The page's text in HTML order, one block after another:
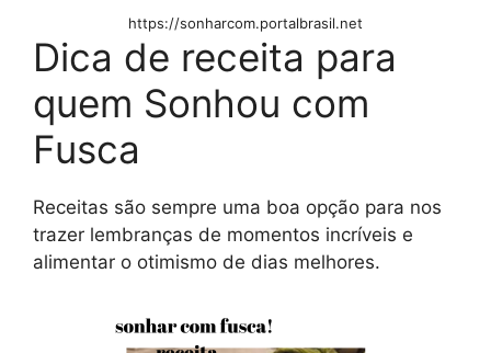
https://sonharcom.portalbrasil.net
Dica de receita para
quem Sonhou com
Fusca
Receitas são sempre uma boa opção para nos
trazer lembranças de momentos incríveis e
alimentar o otimismo de dias melhores.